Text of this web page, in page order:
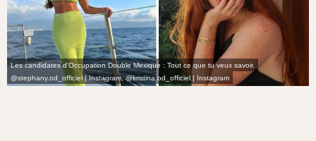
Les candidates d’Occupation Double Mexique : Tout ce que tu veux savoir.
@stephany.od_officiel | Instagram,@kristina.od_officiel | Instagram